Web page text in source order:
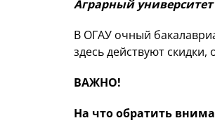
Аграрный
В ОГАУ очный
здесь действуют
ВАЖНО!
На что обратить